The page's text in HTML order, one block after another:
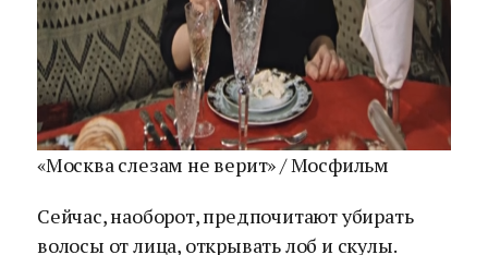
«Москва слезам не верит» / Мосфильм
Сейчас, наоборот, предпочитают убирать
волосы от лица, открывать лоб и скулы.